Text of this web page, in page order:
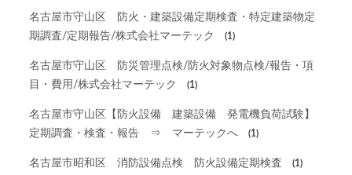
名古屋市守山区 防火・建築設備定期検査・特定建築物定
期調査/定期報告/株式会社マーテック
(1)
名古屋市守山区 防災管理点検/防火対象物点検/報告・項
目・費用/株式会社マーテック
(1)
名古屋市守山区【防火設備 建築設備 発電機負荷試験】
定期調査・検査・報告 ⇒ マーテックへ
(1)
名古屋市昭和区 消防設備点検 防火設備定期検査 (1)